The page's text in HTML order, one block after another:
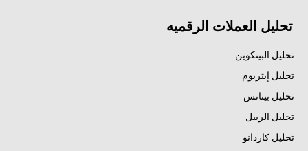
تحليل العملات الرقميه
تحليل البيتكوين
تحليل إيثريوم
تحليل بينانس
تحليل الريبل
تحليل كاردانو